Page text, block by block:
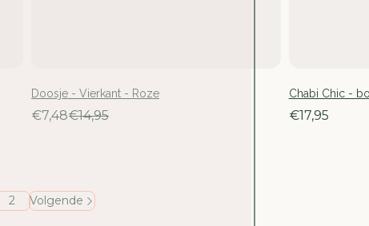
Doosje - Vierkant - Roze
€7,48€14,95
Chabi Chic -
€17,95
2 Volgende